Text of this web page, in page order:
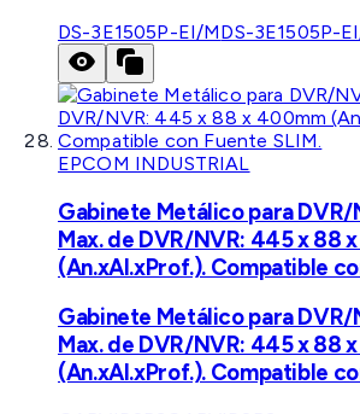
DS-3E1505P-EI/MDS-3E1505P-
EPCOM INDUSTRIAL
Gabinete Metálico para DVR/
Max. de DVR/NVR: 445 x 88
(An.xAl.xProf.). Compatible
Gabinete Metálico para DVR/
Max. de DVR/NVR: 445 x 88
(An.xAl.xProf.). Compatible